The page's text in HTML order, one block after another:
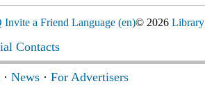
Invite a Friend Language (en)© 2026
Contacts
· News · For Advertisers